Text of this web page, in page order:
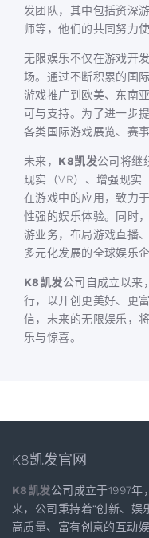
发团队，其中包括资深
师等，他们的共同努力
无限娱乐不仅在游戏开
场。通过不断积累的国
游戏推广到欧美、东南
可与支持。为了进一步
各类国际游戏展览、赛
未来， K8凯发公司将继
现实（VR）、增强现实
在游戏中的应用，致力
性强的娱乐体验。同时
游业务，布局游戏直播
多元化发展的全球娱乐企
K8凯发公司自成立以来
行，以开创更美好、更
信，未来的无限娱乐，
乐与惊喜。
K8凯发官网
K8凯发公司成立于1997年
来，公司秉持着“创新、娱
高质量、富有创意的互动